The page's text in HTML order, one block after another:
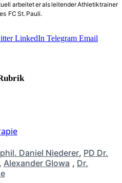
arbeitet er als leitender Athletiktrainer
FC St. Pauli.
LinkedIn Telegram Email
Daniel Niederer, PD Dr.
, Alexander Glowa , Dr.